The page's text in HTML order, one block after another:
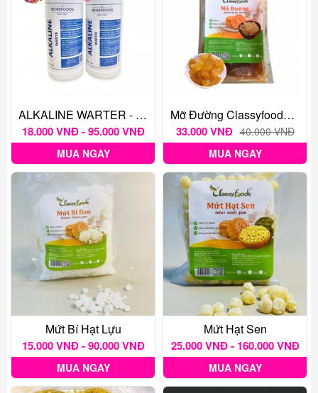
ALKALINE WARTER - Nước Tro Tàu - Bensfoods
18.000 VNĐ - 95.000 VNĐ
MUA NGAY
Mỡ Đường Classyfoods 250g
33.000 VNĐ 40.000 VNĐ
MUA NGAY
Mứt Bí Hạt Lựu
15.000 VNĐ - 90.000 VNĐ
MUA NGAY
Mứt Hạt Sen
25.000 VNĐ - 160.000 VNĐ
MUA NGAY